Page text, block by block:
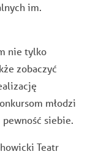
im.
nie tylko
zobaczyć
młodzi
siebie.
Teatr